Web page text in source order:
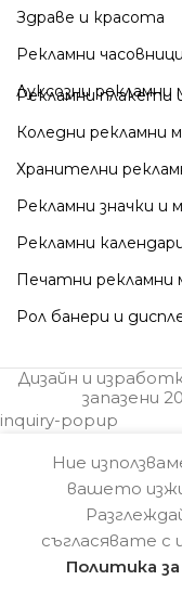
Здраве и красота
Рекламни часовници
Луксозни рекламни
Рекламни плакети
Коледни рекламни
Хранителни
Рекламни значки и
Рекламни
Печатни рекламни
Рол банери и
Дизайн и
запазени
inquiry-popup
Ние
вашето
съгласявате с
Политика